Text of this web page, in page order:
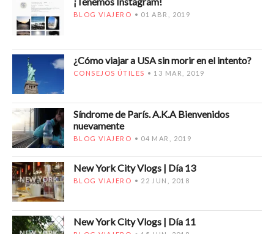
BLOG VIAJERO 01 ABR, 2019
¿Cómo viajar a USA sin morir en el intento?
CONSEJOS ÚTILES 13 MAR, 2019
Síndrome de París. A.K.A Bienvenidos
nuevamente
BLOG VIAJERO 04 MAR, 2019
New York City Vlogs | Día 13
BLOG VIAJERO 22 JUN, 2018
New York City Vlogs | Día 11